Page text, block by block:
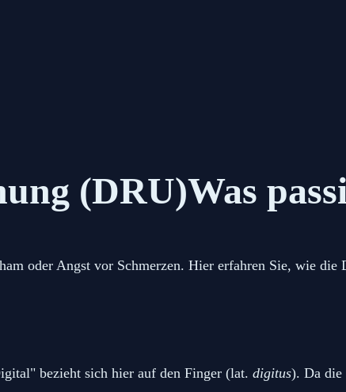
(DRU)Was
oder Angst vor Schmerzen. Hier erfahren Sie, wie
bezieht sich hier auf den Finger (lat. digitus). Da die